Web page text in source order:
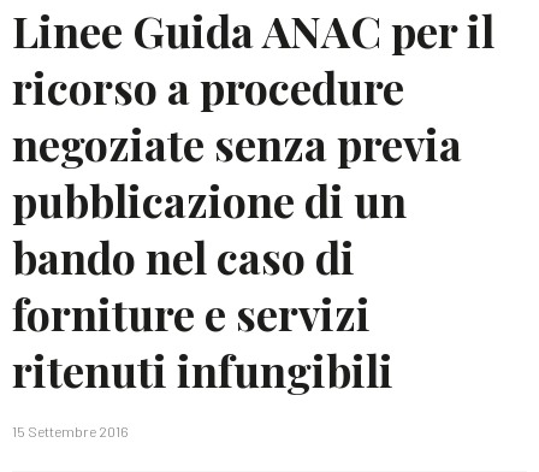
Linee Guida ANAC per il
ricorso a procedure
negoziate senza previa
pubblicazione di un
bando nel caso di
forniture e servizi
ritenuti infungibili
15 Settembre 2016